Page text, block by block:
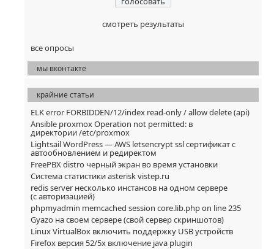
смотреть результаты
все опросы
мы вконтакте
крайние статьи
ELK error FORBIDDEN/12/index read-only / allow delete (api)
Ansible proxmox Operation not permitted: в
директории /etc/proxmox
Lightsail WordPress — AWS letsencrypt ssl сертификат с
автообновлением и редиректом
FreePBX distro черный экран во время установки
Система статистики asterisk vistep.ru
redis server несколько инстансов на одном сервере
(с авторизацией)
phpmyadmin memcached session core.lib.php on line 235
Gyazo на своем сервере (свой сервер скриншотов)
Linux VirtualBox включить поддержку USB устройств
Firefox версия 52/5x включение java plugin